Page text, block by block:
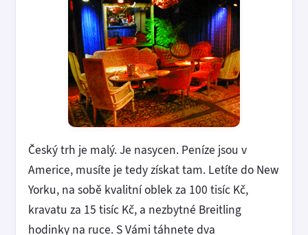
Český trh je malý. Je nasycen. Peníze jsou v
Americe, musíte je tedy získat tam. Letíte do New
Yorku, na sobě kvalitní oblek za 100 tisíc Kč,
kravatu za 15 tisíc Kč, a nezbytné Breitling
hodinky na ruce. S Vámi táhnete dva